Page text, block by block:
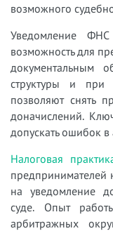
возможного
Уведомление
возможность для
документальным
структуры и при
позволяют снять
доначислений.
допускать ошибок в
Налоговая
предпринимателей
на уведомление
суде. Опыт
арбитражных